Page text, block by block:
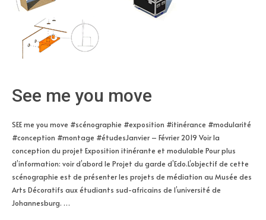
See me you move
SEE me you move #scénographie #exposition #itinérance #modularité
#conception #montage #étudesJanvier – Février 2019 Voir la
conception du projet Exposition itinérante et modulable Pour plus
d’information: voir d’abord le Projet du garde d’Edo.L’objectif de cette
scénographie est de présenter les projets de médiation au Musée des
Arts Décoratifs aux étudiants sud-africains de l’université de
Johannesburg. …